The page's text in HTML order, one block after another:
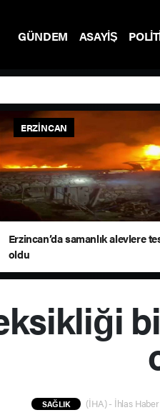
GÜNDEM ASAYİŞ
ERZINCAN
Erzincan’da samanlık alevlere
oldu
SAĞLIK (İHA) - İhlas